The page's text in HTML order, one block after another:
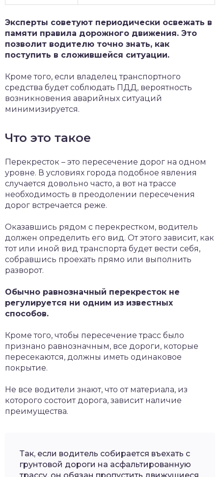
Эксперты советуют периодически освежать в
памяти правила дорожного движения. Это
позволит водителю точно знать, как
поступить в сложившейся ситуации.
Кроме того, если владелец транспортного
средства будет соблюдать ПДД, вероятность
возникновения аварийных ситуаций
минимизируется.
Что это такое
Перекресток – это пересечение дорог на одном
уровне. В условиях города подобное явления
случается довольно часто, а вот на трассе
необходимость в преодолении пересечения
дорог встречается реже.
Оказавшись рядом с перекрестком, водитель
должен определить его вид. От этого зависит, как
тот или иной вид транспорта будет вести себя,
собравшись проехать прямо или выполнить
разворот.
Обычно равнозначный перекресток не
регулируется ни одним из известных
способов.
Кроме того, чтобы пересечение трасс было
признано равнозначным, все дороги, которые
пересекаются, должны иметь одинаковое
покрытие.
Не все водители знают, что от материала, из
которого состоит дорога, зависит наличие
преимущества.
Так, если водитель собирается въехать с
грунтовой дороги на асфальтированную
трассу, он обязан пропустить движущиеся